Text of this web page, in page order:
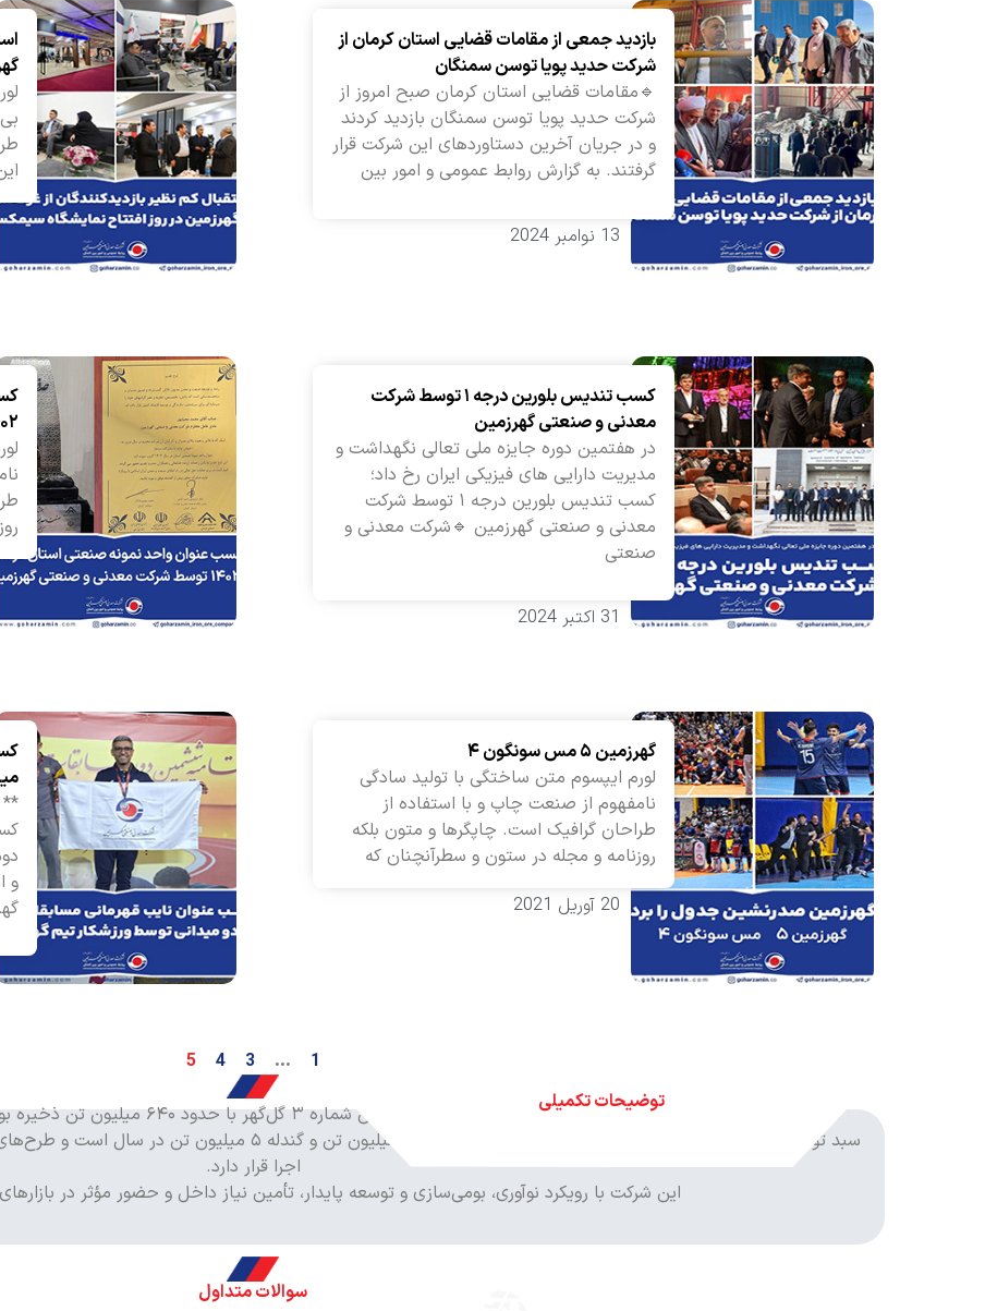
بازدید جمعی از مقامات قضایی استان کرمان از
شرکت حدید پویا توسن سمنگان
🔹مقامات قضایی استان کرمان صبح امروز از
شرکت حدید پویا توسن سمنگان بازدید کردند
و در جریان آخرین دستاوردهای این شرکت قرار
گرفتند. به گزارش روابط عمومی و امور بین
13 نوامبر 2024
کسب تندیس بلورین درجه ۱ توسط شرکت
معدنی و صنعتی گهرزمین
در هفتمین دوره جایزه ملی تعالی نگهداشت و
مدیریت دارایی های فیزیکی ایران رخ داد؛
کسب تندیس بلورین درجه ۱ توسط شرکت
معدنی و صنعتی گهرزمین 🔹شرکت معدنی و
صنعتی
31 اکتبر 2024
۱۴۰۲ توسط
گهرزمین ۵ مس سونگون ۴
لورم ایپسوم متن ساختگی با تولید سادگی
نامفهوم از صنعت چاپ و با استفاده از
طراحان گرافیک است. چاپگرها و متون بلکه
روزنامه و مجله در ستون و سطرآنچنان که
20 آوریل 2021
**
و
1
…
3
4
5
توضیحات تکمیلی
شرکت معدنی و صنعتی گهرزمین مستقر در سیرجان، بهره‌بردار معدن شماره ۳ گل‌گهر با حدود ۶۴۰ میلیون تن ذخیره بوده و از بازیگران کلیدی زنجیره فولاد کشور است.​
سبد تولید شرکت شامل استخراج سنگ‌آهن، کنسانتره با ظرفیت ۶
اجرا قرار دارد.​
این شرکت با رویکرد نوآوری، بومی‌سازی و توسعه پایدار، تأمین نیاز داخل و حضور مؤثر در
سوالات متداول